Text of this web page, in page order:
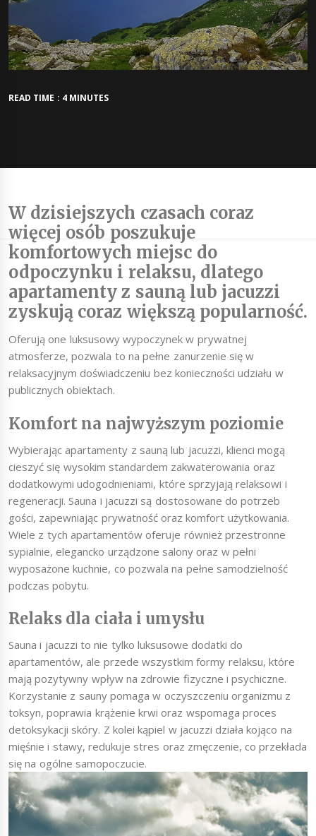
READ TIME : 4 MINUTES
W dzisiejszych czasach coraz
więcej osób poszukuje
komfortowych miejsc do
odpoczynku i relaksu, dlatego
apartamenty z sauną lub jacuzzi
zyskują coraz większą popularność.
Oferują one luksusowy wypoczynek w prywatnej
atmosferze, pozwala to na pełne zanurzenie się w
relaksacyjnym doświadczeniu bez konieczności udziału w
publicznych obiektach.
Komfort na najwyższym poziomie
Wybierając apartamenty z sauną lub jacuzzi, klienci mogą
cieszyć się wysokim standardem zakwaterowania oraz
dodatkowymi udogodnieniami, które sprzyjają relaksowi i
regeneracji. Sauna i jacuzzi są dostosowane do potrzeb
gości, zapewniając prywatność oraz komfort użytkowania.
Wiele z tych apartamentów oferuje również przestronne
sypialnie, elegancko urządzone salony oraz w pełni
wyposażone kuchnie, co pozwala na pełne samodzielność
podczas pobytu.
Relaks dla ciała i umysłu
Sauna i jacuzzi to nie tylko luksusowe dodatki do
apartamentów, ale przede wszystkim formy relaksu, które
mają pozytywny wpływ na zdrowie fizyczne i psychiczne.
Korzystanie z sauny pomaga w oczyszczeniu organizmu z
toksyn, poprawia krążenie krwi oraz wspomaga proces
detoksykacji skóry. Z kolei kąpiel w jacuzzi działa kojąco na
mięśnie i stawy, redukuje stres oraz zmęczenie, co przekłada
się na ogólne samopoczucie.